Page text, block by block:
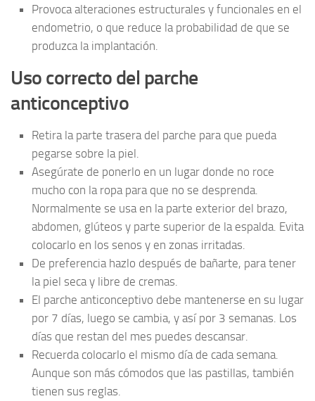
Provoca alteraciones estructurales y funcionales en el
endometrio, o que reduce la probabilidad de que se
produzca la implantación.
Uso correcto del parche
anticonceptivo
Retira la parte trasera del parche para que pueda
pegarse sobre la piel.
Asegúrate de ponerlo en un lugar donde no roce
mucho con la ropa para que no se desprenda.
Normalmente se usa en la parte exterior del brazo,
abdomen, glúteos y parte superior de la espalda. Evita
colocarlo en los senos y en zonas irritadas.
De preferencia hazlo después de bañarte, para tener
la piel seca y libre de cremas.
El parche anticonceptivo debe mantenerse en su lugar
por 7 días, luego se cambia, y así por 3 semanas. Los
días que restan del mes puedes descansar.
Recuerda colocarlo el mismo día de cada semana.
Aunque son más cómodos que las pastillas, también
tienen sus reglas.